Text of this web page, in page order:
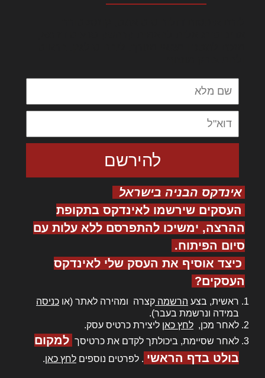
אינדקס הבניה בישראל
העסקים שירשמו לאינדקס בתקופת
ההרצה, ימשיכו להתפרסם ללא עלות עם
סיום הפיתוח.
כיצד אוסיף את העסק שלי לאינדקס
העסקים?
ראשית, בצע הרשמה קצרה ומהירה לאתר (או כניסה
במידה ונרשמת בעבר).
לאחר מכן, לחץ כאן ליצירת כרטיס עסק.
לאחר שסיימת, ביכולתך לקדם את כרטיסך למקום
בולט בדף הראשי . לפרטים נוספים לחץ כאן.